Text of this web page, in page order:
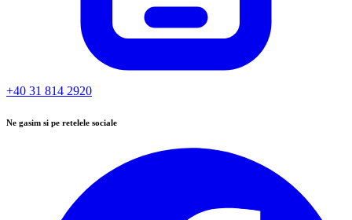
+40 31 814 2920
Ne gasim si pe retelele sociale